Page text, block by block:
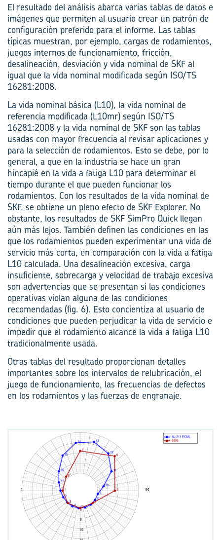
El resultado del análisis abarca varias tablas de datos e
imágenes que permiten al usuario crear un patrón de
configuración preferido para el informe. Las tablas
típicas muestran, por ejemplo, cargas de rodamientos,
juegos internos de funcionamiento, fricción,
desalineación, desviación y vida nominal de SKF al
igual que la vida nominal modificada según ISO/TS
16281:2008.
La vida nominal básica (L10), la vida nominal de
referencia modificada (L10mr) según ISO/TS
16281:2008 y la vida nominal de SKF son las tablas
usadas con mayor frecuencia al revisar aplicaciones y
para la selección de rodamientos. Esto se debe, por lo
general, a que en la industria se hace un gran
hincapié en la vida a fatiga L10 para determinar el
tiempo durante el que pueden funcionar los
rodamientos. Con los resultados de la vida nominal de
SKF, se obtiene un pleno efecto de SKF Explorer. No
obstante, los resultados de SKF SimPro Quick llegan
aún más lejos. También definen las condiciones en las
que los rodamientos pueden experimentar una vida de
servicio más corta, en comparación con la vida a fatiga
L10 calculada. Una desalineación excesiva, carga
insuficiente, sobrecarga y velocidad de trabajo excesiva
son advertencias que se presentan si las condiciones
operativas violan alguna de las condiciones
recomendadas (fig. 6). Esto concientiza al usuario de
condiciones que pueden perjudicar la vida de servicio e
impedir que el rodamiento alcance la vida a fatiga L10
tradicionalmente usada.
Otras tablas del resultado proporcionan detalles
importantes sobre los intervalos de relubricación, el
juego de funcionamiento, las frecuencias de defectos
en los rodamientos y las fuerzas de engranaje.